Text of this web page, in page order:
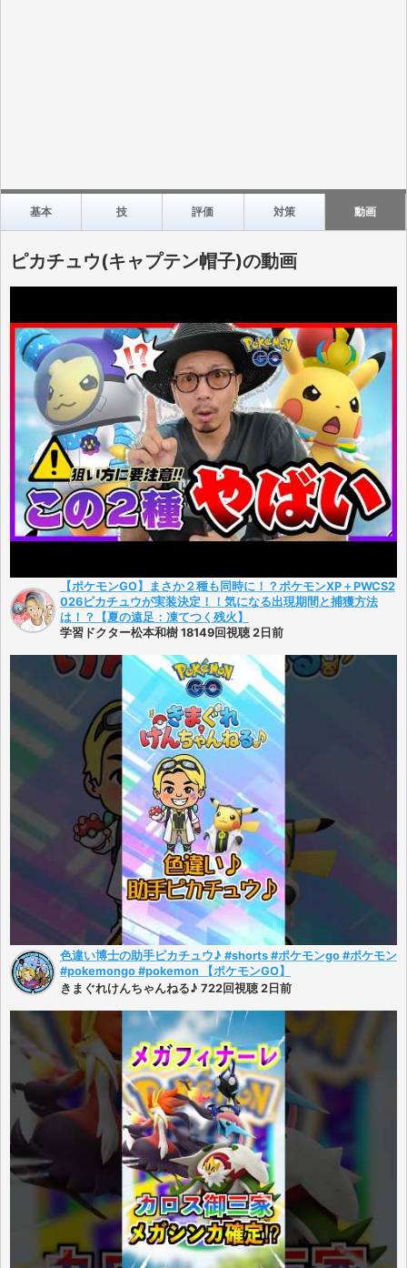
基本 技 評価 対策 動画
ピカチュウ(キャプテン帽子)の動画
【ポケモンGO】まさか２種も同時に！？ポケモンXP＋PWCS2
026ピカチュウが実装決定！！気になる出現期間と捕獲方法
は！？【夏の遠足：凍てつく残火】
学習ドクター松本和樹 18149回視聴 2日前
色違い博士の助手ピカチュウ♪ #shorts #ポケモンgo #ポケモン
#pokemongo #pokemon 【ポケモンGO】
きまぐれけんちゃんねる♪ 722回視聴 2日前